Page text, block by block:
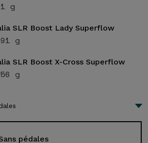
g
SLR Boost Lady Superflow
g
SLR Boost X-Cross Superflow
g
pédales